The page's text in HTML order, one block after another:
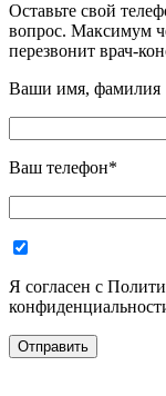
Оставьте свой
вопрос. Максимум
перезвонит врач-
Ваши имя, фамилия
Ваш телефон*
Я согласен с